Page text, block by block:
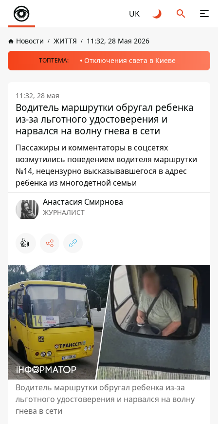
UK
Новости ЖИТТЯ 11:32, 28 Мая 2026
ТОПТЕМА: Отключения света в Киеве
11:32, 28 мая
Водитель маршрутки обругал ребенка
из-за льготного удостоверения и
нарвался на волну гнева в сети
Пассажиры и комментаторы в соцсетях
возмутились поведением водителя маршрутки
№14, нецензурно высказывавшегося в адрес
ребенка из многодетной семьи
Анастасия Смирнова
ЖУРНАЛИСТ
👍
Водитель маршрутки обругал ребенка из-за
льготного удостоверения и нарвался на волну
гнева в сети